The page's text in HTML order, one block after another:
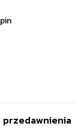
przedawnienia